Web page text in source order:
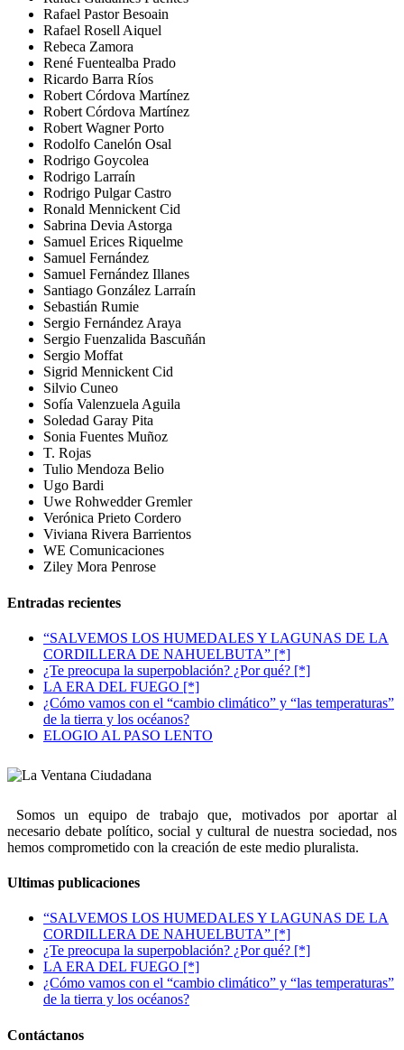
Rafael Pastor Besoain
Rafael Rosell Aiquel
Rebeca Zamora
René Fuentealba Prado
Ricardo Barra Ríos
Robert Córdova Martínez
Robert Córdova Martínez
Robert Wagner Porto
Rodolfo Canelón Osal
Rodrigo Goycolea
Rodrigo Larraín
Rodrigo Pulgar Castro
Ronald Mennickent Cid
Sabrina Devia Astorga
Samuel Erices Riquelme
Samuel Fernández
Samuel Fernández Illanes
Santiago González Larraín
Sebastián Rumie
Sergio Fernández Araya
Sergio Fuenzalida Bascuñán
Sergio Moffat
Sigrid Mennickent Cid
Silvio Cuneo
Sofía Valenzuela Aguila
Soledad Garay Pita
Sonia Fuentes Muñoz
T. Rojas
Tulio Mendoza Belio
Ugo Bardi
Uwe Rohwedder Gremler
Verónica Prieto Cordero
Viviana Rivera Barrientos
WE Comunicaciones
Ziley Mora Penrose
Entradas recientes
“SALVEMOS LOS HUMEDALES Y LAGUNAS DE LA
CORDILLERA DE NAHUELBUTA” [*]
¿Te preocupa la superpoblación? ¿Por qué? [*]
LA ERA DEL FUEGO [*]
¿Cómo vamos con el “cambio climático” y “las temperaturas”
de la tierra y los océanos?
ELOGIO AL PASO LENTO
Somos un equipo de trabajo que, motivados por aportar al
necesario debate político, social y cultural de nuestra sociedad, nos
hemos comprometido con la creación de este medio pluralista.
Ultimas publicaciones
“SALVEMOS LOS HUMEDALES Y LAGUNAS DE LA
CORDILLERA DE NAHUELBUTA” [*]
¿Te preocupa la superpoblación? ¿Por qué? [*]
LA ERA DEL FUEGO [*]
¿Cómo vamos con el “cambio climático” y “las temperaturas”
de la tierra y los océanos?
Contáctanos